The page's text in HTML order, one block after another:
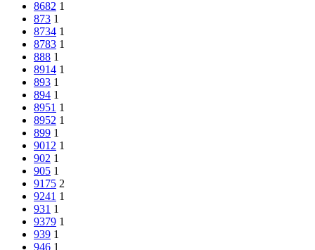
8682 1
873 1
8734 1
8783 1
888 1
8914 1
893 1
894 1
8951 1
8952 1
899 1
9012 1
902 1
905 1
9175 2
9241 1
931 1
9379 1
939 1
946 1